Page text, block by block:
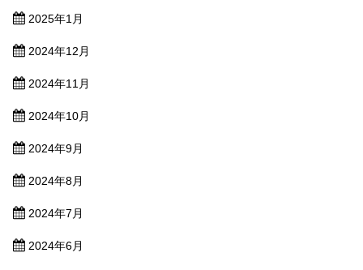
2025年1月
2024年12月
2024年11月
2024年10月
2024年9月
2024年8月
2024年7月
2024年6月